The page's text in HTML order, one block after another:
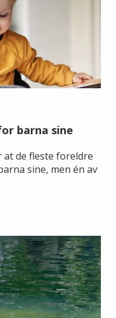
barna sine
at de fleste foreldre
sine, men én av